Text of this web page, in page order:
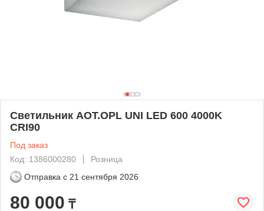
Светильник AOT.OPL UNI LED 600 4000K
CRI90
Под заказ
Код: 1386000280
Розница
Отправка с 21 сентября 2026
80 000 ₸